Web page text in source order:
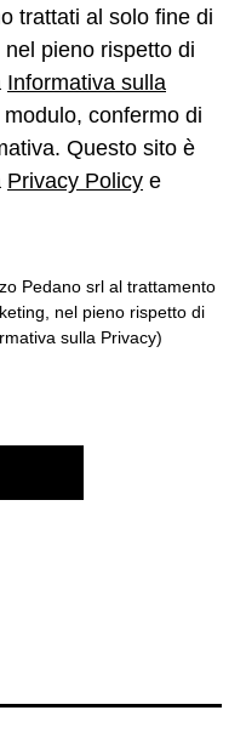
trattati al solo fine di
pieno rispetto di
Informativa sulla
confermo di
Questo sito è
Privacy Policy e
Pedano srl al trattamento
nel pieno rispetto di
sulla Privacy)